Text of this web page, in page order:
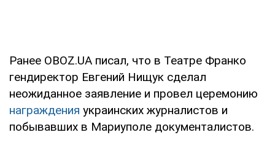
Ранее OBOZ.UA писал, что в Театре Франко
гендиректор Евгений Нищук сделал
неожиданное заявление и провел церемонию
награждения украинских журналистов и
побывавших в Мариуполе документалистов.